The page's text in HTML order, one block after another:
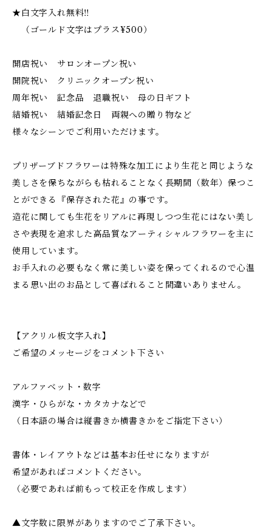
★白文字入れ無料‼︎
（ゴールド文字はプラス¥500）
開店祝い サロンオープン祝い
開院祝い クリニックオープン祝い
周年祝い 記念品 退職祝い 母の日ギフト
結婚祝い 結婚記念日 両親への贈り物など
様々なシーンでご利用いただけます。
プリザーブドフラワーは特殊な加工により生花と同じような
美しさを保ちながらも枯れることなく長期間（数年）保つこ
とができる『保存された花』の事です。
造花に関しても生花をリアルに再現しつつ生花にはない美し
さや表現を追求した高品質なアーティシャルフラワーを主に
使用しています。
お手入れの必要もなく常に美しい姿を保ってくれるので心温
まる思い出のお品として喜ばれること間違いありません。
【アクリル板文字入れ】
ご希望のメッセージをコメント下さい
アルファベット・数字
漢字・ひらがな・カタカナなどで
（日本語の場合は縦書きか横書きかをご指定下さい）
書体・レイアウトなどは基本お任せになりますが
希望があればコメントください。
（必要であれば前もって校正を作成します）
▲文字数に限界がありますのでご了承下さい。